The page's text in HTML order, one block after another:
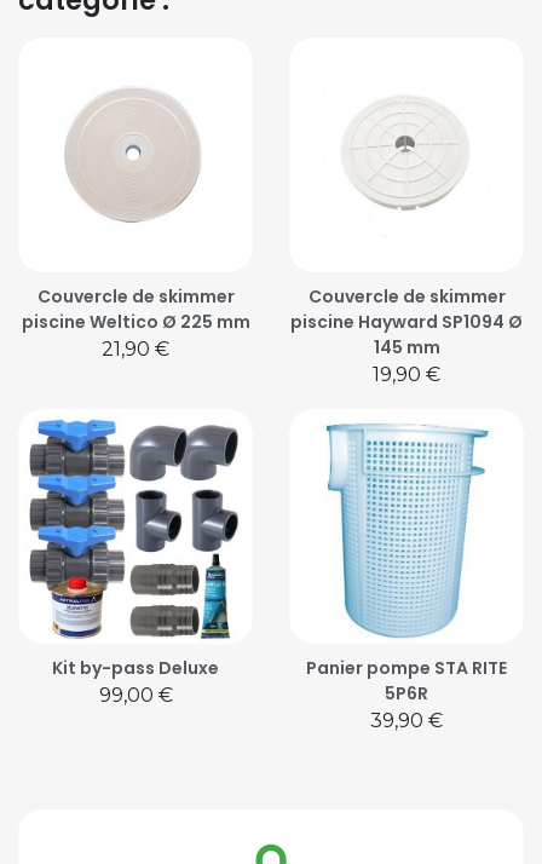
Couvercle de skimmer
piscine Weltico Ø 225 mm
Prix
21,90 €
Couvercle de skimmer
piscine Hayward SP1094 Ø
145 mm
Prix
19,90 €
Kit by-pass Deluxe
Prix
99,00 €
Panier pompe STA RITE
5P6R
Prix
39,90 €